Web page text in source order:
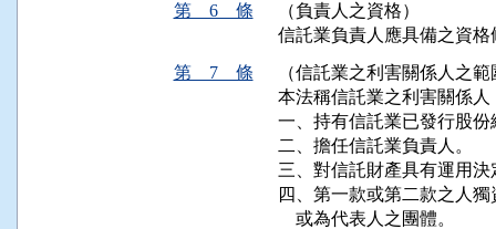
第 6 條
（負責人之資格）
信託業負責人應具備之資
第 7 條
（信託業之利害關係人之範
本法稱信託業之利害關係
一、持有信託業已發行股
二、擔任信託業負責人。
三、對信託財產具有運用決
四、第一款或第二款之人
    或為代表人之團體。